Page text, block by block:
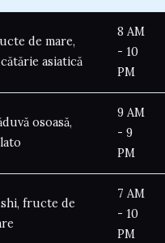
de mare,
asiatică
8 AM
- 10
PM
osoasă,
9 AM
- 9
PM
fructe de
7 AM
- 10
PM